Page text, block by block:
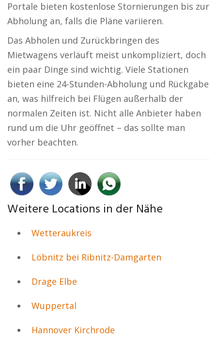
Portale bieten kostenlose Stornierungen bis zur
Abholung an, falls die Pläne variieren.
Das Abholen und Zurückbringen des
Mietwagens verläuft meist unkompliziert, doch
ein paar Dinge sind wichtig. Viele Stationen
bieten eine 24-Stunden-Abholung und Rückgabe
an, was hilfreich bei Flügen außerhalb der
normalen Zeiten ist. Nicht alle Anbieter haben
rund um die Uhr geöffnet – das sollte man
vorher beachten.
Weitere Locations in der Nähe
Wetteraukreis
Löbnitz bei Ribnitz-Damgarten
Drage Elbe
Wuppertal
Hannover Kirchrode